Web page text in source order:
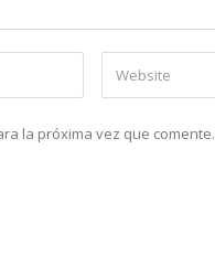
la próxima vez que comente.